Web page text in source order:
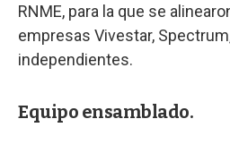
RNME, para la que se
empresas Vivestar,
independientes.
Equipo ensamblado.